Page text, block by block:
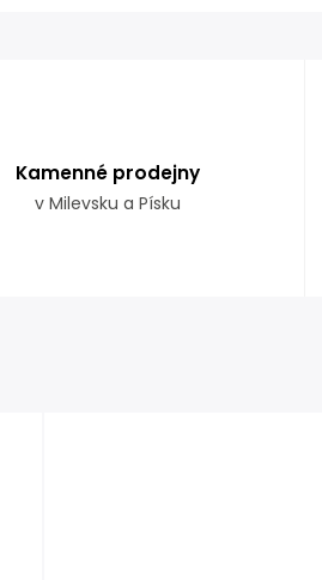
Kamenné prodejny
v Milevsku a Písku